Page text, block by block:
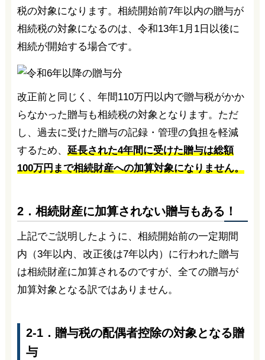
税の対象になります。相続開始前7年以内の贈与が
相続税の対象になるのは、令和13年1月1日以後に
相続が開始する場合です。
改正前と同じく、年間110万円以内で贈与税がかか
らなかった贈与も相続税の対象となります。ただ
し、過去に受けた贈与の記録・管理の負担を軽減
するため、 延長された4年間に受けた贈与は総額
100万円まで相続財産への加算対象になりません。
2．相続財産に加算されない贈与もある！
上記でご説明したように、相続開始前の一定期間
内（3年以内、改正後は7年以内）に行われた贈与
は相続財産に加算されるのですが、全ての贈与が
加算対象となる訳ではありません。
2-1．贈与税の配偶者控除の対象となる贈
与